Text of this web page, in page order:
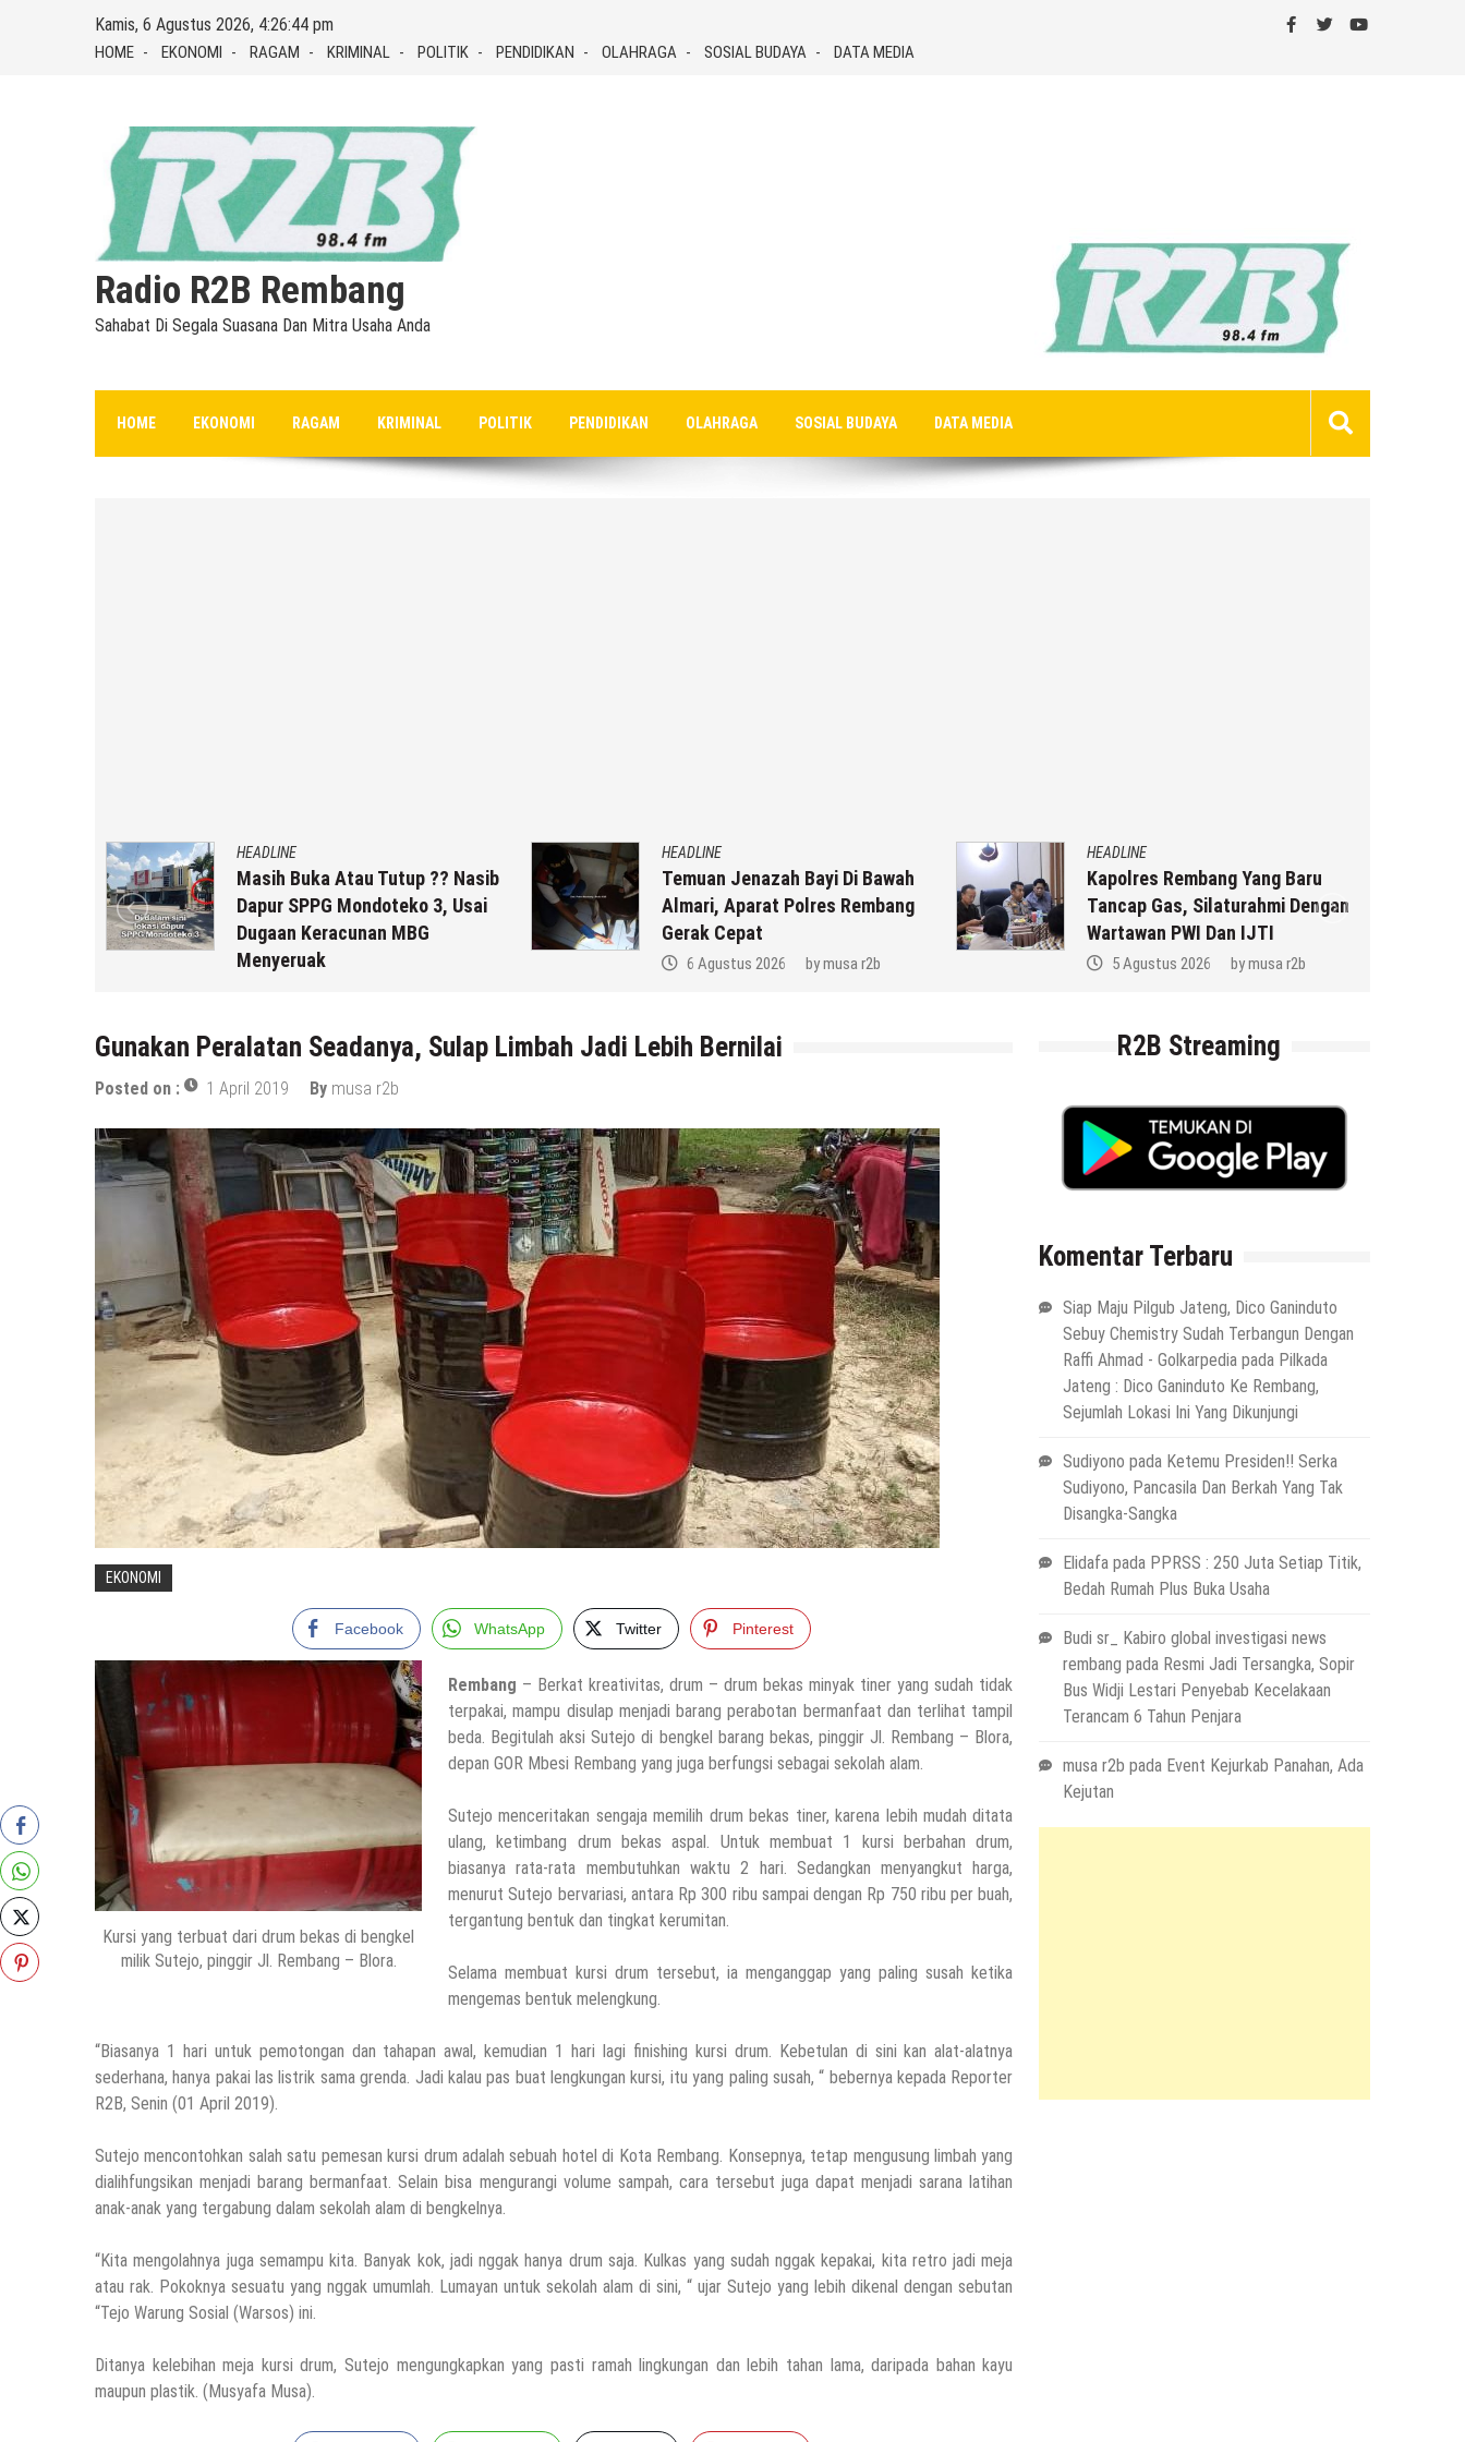
Kamis, 6 Agustus 2026, 4:26:45 pm
HOME EKONOMI RAGAM KRIMINAL POLITIK PENDIDIKAN OLAHRAGA SOSIAL BUDAYA DATA MEDIA
Radio R2B Rembang
Sahabat Di Segala Suasana Dan Mitra Usaha Anda
HOME EKONOMI RAGAM KRIMINAL POLITIK PENDIDIKAN OLAHRAGA SOSIAL BUDAYA DATA MEDIA
HEADLINE
Masih Buka Atau Tutup ?? Nasib
Dapur SPPG Mondoteko 3, Usai
Dugaan Keracunan MBG
Menyeruak
HEADLINE
Temuan Jenazah Bayi Di Bawah
Almari, Aparat Polres Rembang
Gerak Cepat
6 Agustus 2026 bymusa r2b
HEADLINE
Kapolres Rembang Yang Baru
Tancap Gas, Silaturahmi Dengan
Wartawan PWI Dan IJTI
5 Agustus 2026 bymusa r2b
Gunakan Peralatan Seadanya, Sulap Limbah Jadi Lebih Bernilai
Posted on : 1 April 2019 By musa r2b
EKONOMI
Facebook WhatsApp Twitter Pinterest
Kursi yang terbuat dari drum bekas di bengkel
milik Sutejo, pinggir Jl. Rembang – Blora.
Rembang – Berkat kreativitas, drum – drum bekas minyak tiner yang sudah tidak
terpakai, mampu disulap menjadi barang perabotan bermanfaat dan terlihat tampil
beda. Begitulah aksi Sutejo di bengkel barang bekas, pinggir Jl. Rembang – Blora,
depan GOR Mbesi Rembang yang juga berfungsi sebagai sekolah alam.
Sutejo menceritakan sengaja memilih drum bekas tiner, karena lebih mudah ditata
ulang, ketimbang drum bekas aspal. Untuk membuat 1 kursi berbahan drum,
biasanya rata-rata membutuhkan waktu 2 hari. Sedangkan menyangkut harga,
menurut Sutejo bervariasi, antara Rp 300 ribu sampai dengan Rp 750 ribu per buah,
tergantung bentuk dan tingkat kerumitan.
Selama membuat kursi drum tersebut, ia menganggap yang paling susah ketika
mengemas bentuk melengkung.
“Biasanya 1 hari untuk pemotongan dan tahapan awal, kemudian 1 hari lagi finishing kursi drum. Kebetulan di sini kan alat-alatnya
sederhana, hanya pakai las listrik sama grenda. Jadi kalau pas buat lengkungan kursi, itu yang paling susah, “ bebernya kepada Reporter
R2B, Senin (01 April 2019).
Sutejo mencontohkan salah satu pemesan kursi drum adalah sebuah hotel di Kota Rembang. Konsepnya, tetap mengusung limbah yang
dialihfungsikan menjadi barang bermanfaat. Selain bisa mengurangi volume sampah, cara tersebut juga dapat menjadi sarana latihan
anak-anak yang tergabung dalam sekolah alam di bengkelnya.
“Kita mengolahnya juga semampu kita. Banyak kok, jadi nggak hanya drum saja. Kulkas yang sudah nggak kepakai, kita retro jadi meja
atau rak. Pokoknya sesuatu yang nggak umumlah. Lumayan untuk sekolah alam di sini, “ ujar Sutejo yang lebih dikenal dengan sebutan
“Tejo Warung Sosial (Warsos) ini.
Ditanya kelebihan meja kursi drum, Sutejo mengungkapkan yang pasti ramah lingkungan dan lebih tahan lama, daripada bahan kayu
maupun plastik. (Musyafa Musa).
R2B Streaming
Komentar Terbaru
Siap Maju Pilgub Jateng, Dico Ganinduto
Sebuy Chemistry Sudah Terbangun Dengan
Raffi Ahmad - Golkarpedia pada Pilkada
Jateng : Dico Ganinduto Ke Rembang,
Sejumlah Lokasi Ini Yang Dikunjungi
Sudiyono pada Ketemu Presiden!! Serka
Sudiyono, Pancasila Dan Berkah Yang Tak
Disangka-Sangka
Elidafa pada PPRSS : 250 Juta Setiap Titik,
Bedah Rumah Plus Buka Usaha
Budi sr_ Kabiro global investigasi news
rembang pada Resmi Jadi Tersangka, Sopir
Bus Widji Lestari Penyebab Kecelakaan
Terancam 6 Tahun Penjara
musa r2b pada Event Kejurkab Panahan, Ada
Kejutan